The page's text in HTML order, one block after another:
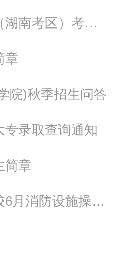
2021年常德市育才会计学校注会考试（湖南考区）考生常见问题答疑
章
院)秋季招生问答
专录取查询通知
简章
2021年云南华铄消防安全职业培训学校6月消防设施操作员（中级）培训招生简章